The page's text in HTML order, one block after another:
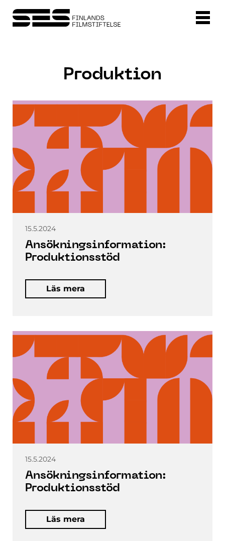
Produktion
15.5.2024
Ansökningsinformation:
Produktionsstöd
Läs mera
15.5.2024
Ansökningsinformation:
Produktionsstöd
Läs mera